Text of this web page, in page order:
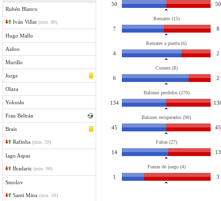
Rubén Blanco
Iván Villar (min. 80)
Hugo Mallo
Aidoo
Murillo
Jorge
Olaza
Yokuslu
Fran Beltrán
Brais
Rafinha (min. 59)
Iago Aspas
Bradaric (min. 90)
Smolov
Santi Mina (min. 59)
50 50
Remates (15)
7 8
Remates a puerta (6)
4 2
Corners (8)
6 2
Balones perdidos (270)
134
Balones recuperados (90)
45 45
Faltas (27)
14 13
Fueras de juego (4)
1 3